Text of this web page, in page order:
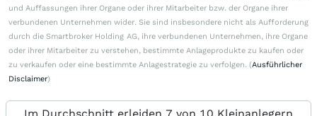
und Auffassungen ihrer Organe oder ihrer Mitarbeiter bzw. der Organe ihrer
verbundenen Unternehmen wider. Sie sind insbesondere nicht als Aufforderung
durch die Smartbroker Holding AG, ihre verbundenen Unternehmen, ihre Organe
oder ihrer Mitarbeiter zu verstehen, bestimmte Anlageprodukte zu kaufen oder
zu verkaufen oder eine bestimmte Anlagestrategie zu verfolgen. (Ausführlicher
Disclaimer)